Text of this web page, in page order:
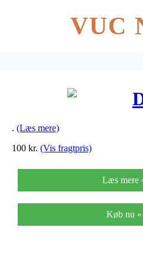
VUC
. (Læs mere)
100 kr. (Vis fragtpris)
Læs mere
Køb nu »